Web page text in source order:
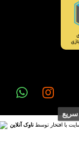
با افتخار توسط ناوک آنلاین